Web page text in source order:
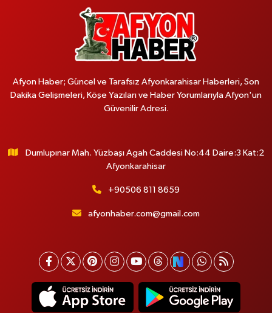
Afyon Haber; Güncel ve Tarafsız Afyonkarahisar Haberleri, Son
Dakika Gelişmeleri, Köşe Yazıları ve Haber Yorumlarıyla Afyon'un
Güvenilir Adresi.
Dumlupınar Mah. Yüzbaşı Agah Caddesi No:44 Daire:3 Kat:2
Afyonkarahisar
+90506 811 8659
afyonhaber.com@gmail.com